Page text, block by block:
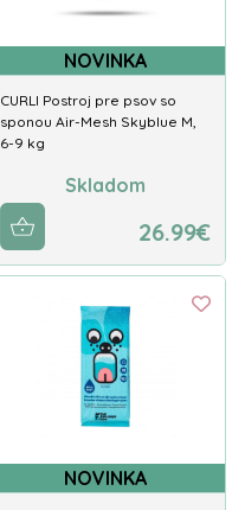
NOVINKA
CURLI Postroj pre psov so
sponou Air-Mesh Skyblue M,
6-9 kg
Skladom
26.99€
NOVINKA